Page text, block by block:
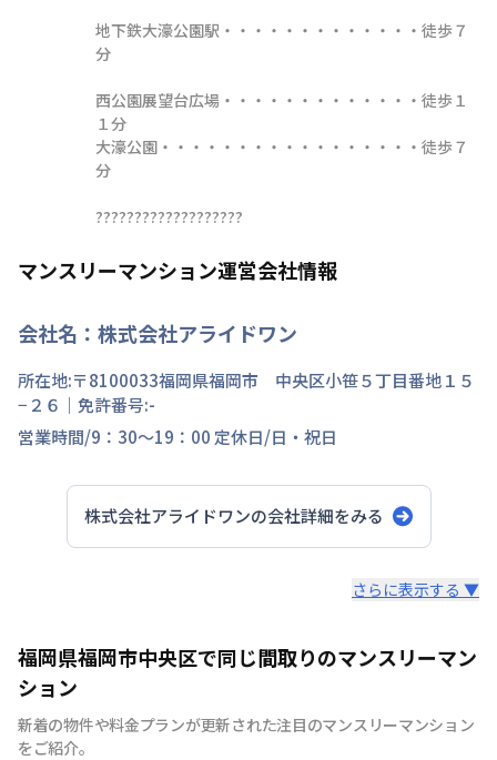
地下鉄大濠公園駅・・・・・・・・・・・・・徒歩７
分
西公園展望台広場・・・・・・・・・・・・・徒歩１
１分
大濠公園・・・・・・・・・・・・・・・・・徒歩７
分
???????????????????
マンスリーマンション運営会社情報
会社名： 株式会社アライドワン
所在地:〒8100033福岡県福岡市 中央区小笹５丁目番地１５
−２６ ｜免許番号:-
営業時間/9：30～19：00 定休日/日・祝日
株式会社アライドワンの会社詳細をみる
私たちは福岡の街が大好きです。だからこそ知って欲しい
福岡の魅力。 滞在中の宿泊費を少しでも安く抑える事に
より魅力ある福岡を大いに満喫していただきたいから。
それが私たちの想いです。
さらに表示する ▼
福岡県福岡市中央区で同じ間取りのマンスリーマン
ション
新着の物件や料金プランが更新された注目のマンスリーマンション
をご紹介。